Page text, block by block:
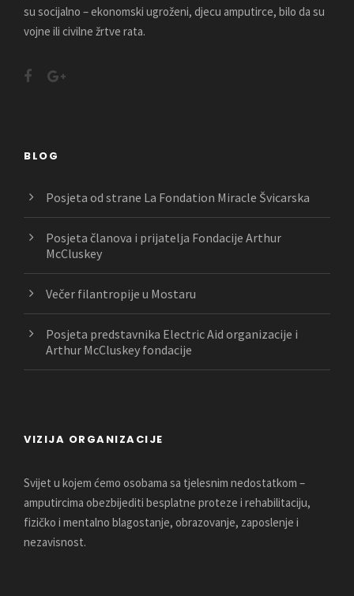
su socijalno – ekonomski ugroženi, djecu amputirce, bilo da su
vojne ili civilne žrtve rata.
BLOG
Posjeta od strane La Fondation Miracle Švicarska
Posjeta članova i prijatelja Fondacije Arthur
McCluskey
Večer filantropije u Mostaru
Posjeta predstavnika Electric Aid organizacije i
Arthur McCluskey fondacije
VIZIJA ORGANIZACIJE
Svijet u kojem ćemo osobama sa tjelesnim nedostatkom –
amputircima obezbijediti besplatne proteze i rehabilitaciju,
fizičko i mentalno blagostanje, obrazovanje, zaposlenje i
nezavisnost.